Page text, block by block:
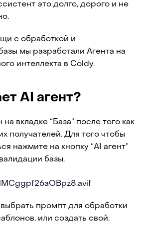
это долго, дорого и не
с обработкой и
мы разработали Агента на
интеллекта в Coldy.
AI агент?
вкладке “База” после того как
получателей. Для того чтобы
нажмите на кнопку “AI агент”
базы.
промпт для обработки
или создать свой.